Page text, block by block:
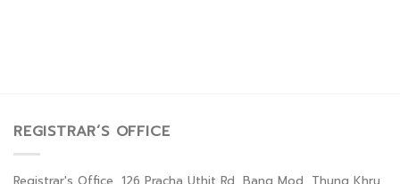
REGISTRAR’S OFFICE